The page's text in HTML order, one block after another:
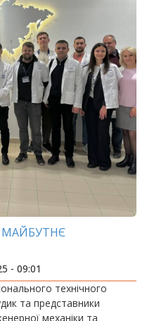
МАЙБУТНЄ
- 09:01
технічного
та представники
механіки та